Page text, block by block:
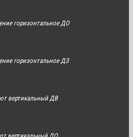
горизонтальное ДО
горизонтальное ДЗ
вертикальный ДВ